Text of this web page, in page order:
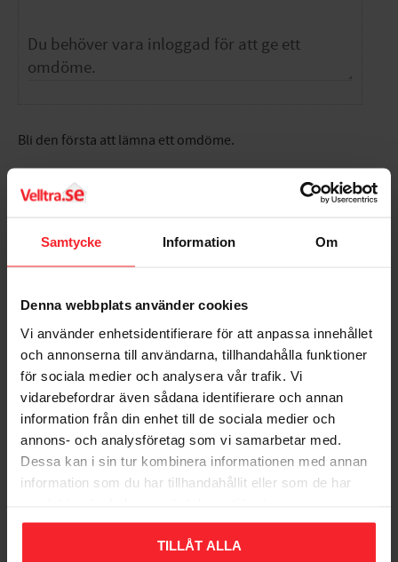
Samtycke Information Om
Denna webbplats använder cookies
Vi använder enhetsidentifierare för att anpassa innehållet
och annonserna till användarna, tillhandahålla funktioner
för sociala medier och analysera vår trafik. Vi
vidarebefordrar även sådana identifierare och annan
information från din enhet till de sociala medier och
annons- och analysföretag som vi samarbetar med.
Dessa kan i sin tur kombinera informationen med annan
information som du har tillhandahållit eller som de har
TILLÅT ALLA
Bli den första att lämna ett omdöme.
Populära produkter
kupig Candor Benders
003983062
Modern Extra Vit,